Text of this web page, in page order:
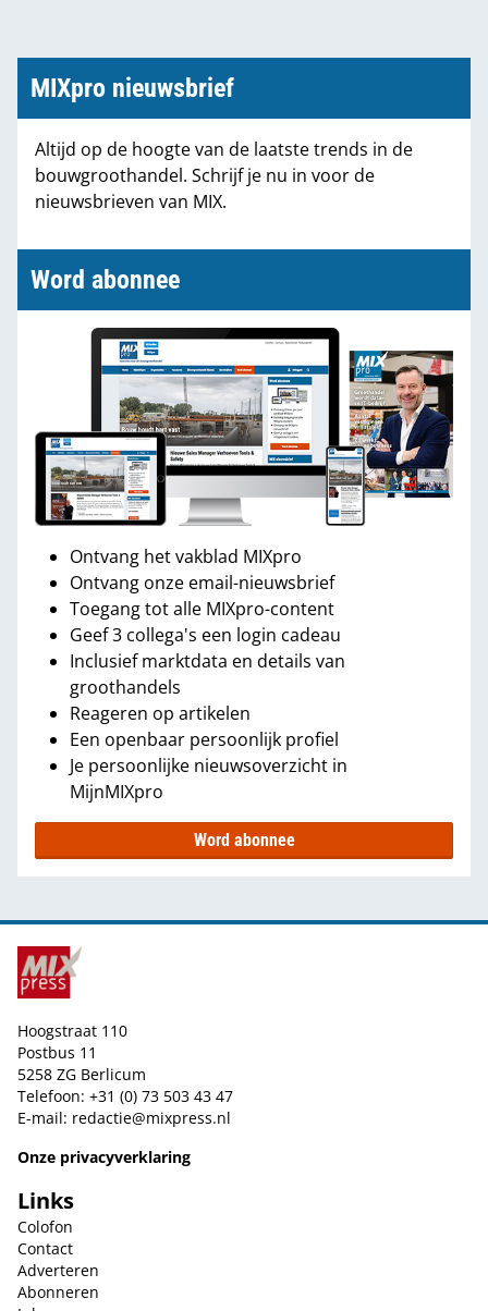
MIXpro nieuwsbrief
Altijd op de hoogte van de laatste trends in de
bouwgroothandel. Schrijf je nu in voor de
nieuwsbrieven van MIX.
Word abonnee
Ontvang het vakblad MIXpro
Ontvang onze email-nieuwsbrief
Toegang tot alle MIXpro-content
Geef 3 collega's een login cadeau
Inclusief marktdata en details van
groothandels
Reageren op artikelen
Een openbaar persoonlijk profiel
Je persoonlijke nieuwsoverzicht in
MijnMIXpro
Word abonnee
Hoogstraat 110
Postbus 11
5258 ZG Berlicum
Telefoon: +31 (0) 73 503 43 47
E-mail: redactie@mixpress.nl
Onze privacyverklaring
Links
Colofon
Contact
Adverteren
Abonneren